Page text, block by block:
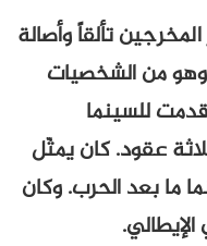
تألقاً وأصالة
وهو من الشخصيات
قدمت للسينما
عقود. كان يمثّل
ما بعد الحرب. وكان